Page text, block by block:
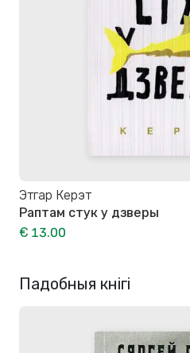
Этгар Керэт
Раптам стук у дзверы
€ 13.00
Падобныя кнігі